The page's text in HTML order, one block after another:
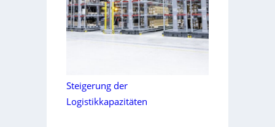
Steigerung der
Logistikkapazitäten